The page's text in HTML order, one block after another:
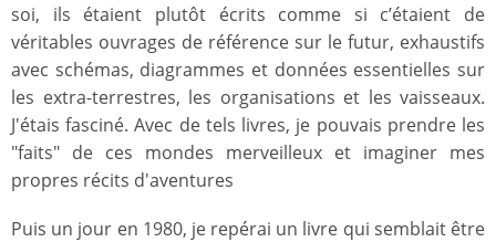
soi, ils étaient plutôt écrits comme si c’étaient de
véritables ouvrages de référence sur le futur, exhaustifs
avec schémas, diagrammes et données essentielles sur
les extra-terrestres, les organisations et les vaisseaux.
J'étais fasciné. Avec de tels livres, je pouvais prendre les
"faits" de ces mondes merveilleux et imaginer mes
propres récits d'aventures
Puis un jour en 1980, je repérai un livre qui semblait être